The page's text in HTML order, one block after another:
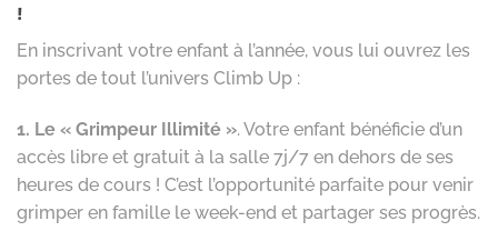
!
En inscrivant votre enfant à l’année, vous lui ouvrez les
portes de tout l’univers Climb Up :
1. Le « Grimpeur Illimité ». Votre enfant bénéficie d’un
accès libre et gratuit à la salle 7j/7 en dehors de ses
heures de cours ! C’est l’opportunité parfaite pour venir
grimper en famille le week-end et partager ses progrès.